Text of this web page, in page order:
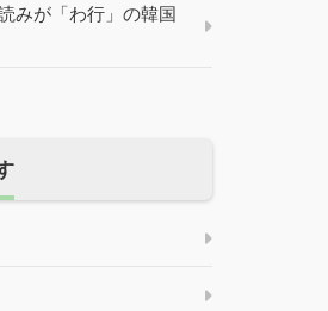
みが「わ行」の韓国